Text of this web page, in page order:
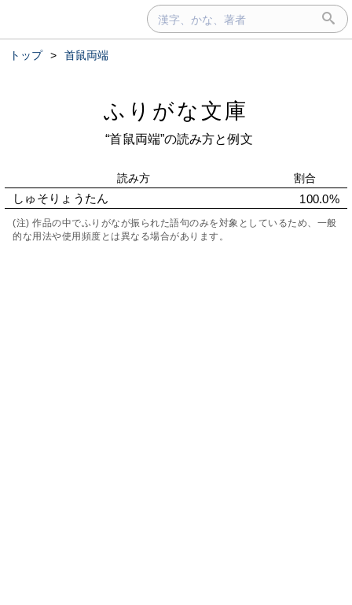
トップ > 首鼠両端
ふりがな文庫
“首鼠両端”の読み方と例文
読み方 割合
しゅそりょうたん 100.0%
(注) 作品の中でふりがなが振られた語句のみを対象としているため、一般
的な用法や使用頻度とは異なる場合があります。